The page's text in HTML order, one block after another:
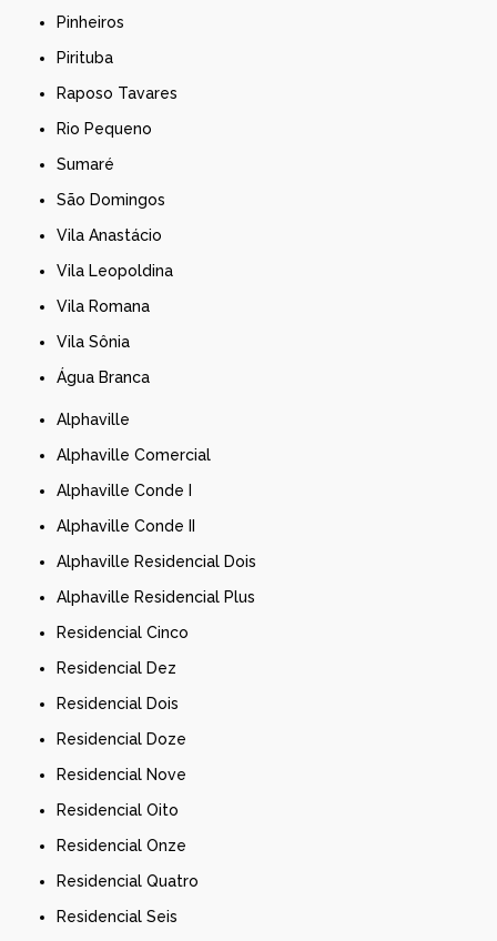
Pinheiros
Pirituba
Raposo Tavares
Rio Pequeno
Sumaré
São Domingos
Vila Anastácio
Vila Leopoldina
Vila Romana
Vila Sônia
Água Branca
Alphaville
Alphaville Comercial
Alphaville Conde I
Alphaville Conde II
Alphaville Residencial Dois
Alphaville Residencial Plus
Residencial Cinco
Residencial Dez
Residencial Dois
Residencial Doze
Residencial Nove
Residencial Oito
Residencial Onze
Residencial Quatro
Residencial Seis